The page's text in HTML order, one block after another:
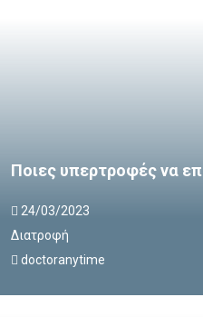
Ποιες υπερτροφές να
24/03/2023
Διατροφή
doctoranytime